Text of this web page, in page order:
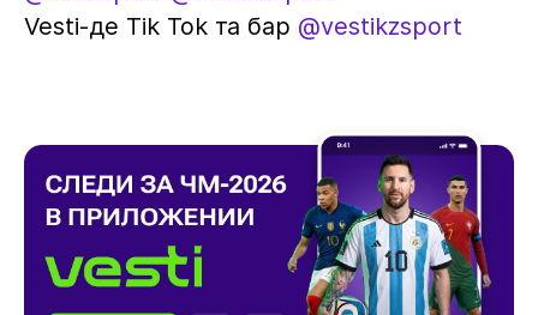
Vesti-де Tik Tok та бар @vestikzsport